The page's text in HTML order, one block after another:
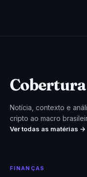
Notícia, contexto e
cripto ao macro
Ver todas as matérias →
FINANÇAS